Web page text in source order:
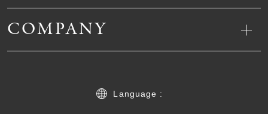
COMPANY
Language :